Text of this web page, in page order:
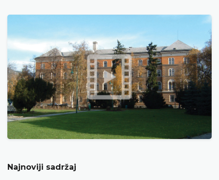
Najnoviji sadržaj